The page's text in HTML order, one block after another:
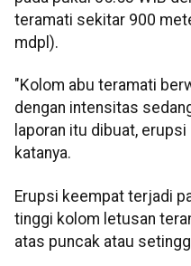
teramati sekitar 900
mdpl).
"Kolom abu teramati
dengan intensitas
laporan itu dibuat,
katanya.
Erupsi keempat terjadi
tinggi kolom letusan
atas puncak atau